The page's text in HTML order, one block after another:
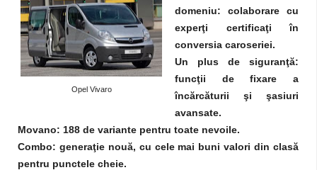
Opel Vivaro
domeniu: colaborare cu
experţi certificaţi în
conversia caroseriei.
Un plus de siguranţă:
funcţii de fixare a
încărcăturii şi şasiuri
avansate.
Movano: 188 de variante pentru toate nevoile.
Combo: generaţie nouă, cu cele mai buni valori din clasă
pentru punctele cheie.